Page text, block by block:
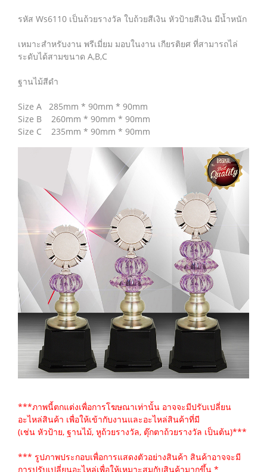
รหัส Ws6110 เป็นถ้วยรางวัล ใบถ้วยสีเงิน หัวป้ายสีเงิน มีน้ำหนัก
เหมาะสำหรับงาน พรีเมี่ยม มอบในงาน เกียรติยศ ที่สามารถไล่
ระดับได้สามขนาด A,B,C
ฐานไม้สีดำ
Size A 285mm * 90mm * 90mm
Size B 260mm * 90mm * 90mm
Size C 235mm * 90mm * 90mm
***ภาพนี้ตกแต่งเพื่อการโฆษณาเท่านั้น อาจจะมีปรับเปลี่ยน
อะไหล่สินค้า เพื่อให้เข้ากับงานและอะไหล่สินค้าที่มี
(เช่น หัวป้าย, ฐานไม้, หูถ้วยรางวัล, ตุ๊กตาถ้วยรางวัล เป็นต้น)***
*** รูปภาพประกอบเพื่อการแสดงตัวอย่างสินค้า สินค้าอาจจะมี
การปรับเปลี่ยนอะไหล่เพื่อให้เหมาะสมกับสินค้ามากขึ้น *